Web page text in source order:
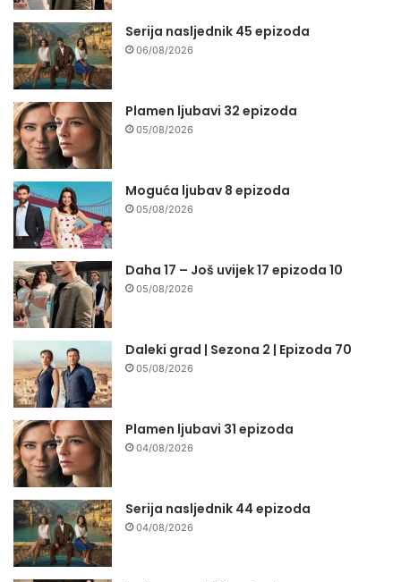
Serija nasljednik 45 epizoda
06/08/2026
Plamen ljubavi 32 epizoda
05/08/2026
Moguća ljubav 8 epizoda
05/08/2026
Daha 17 – Još uvijek 17 epizoda 10
05/08/2026
Daleki grad | Sezona 2 | Epizoda 70
05/08/2026
Plamen ljubavi 31 epizoda
04/08/2026
Serija nasljednik 44 epizoda
04/08/2026